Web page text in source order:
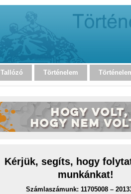
Tallózó Történelem
Kérjük, segíts, hogy
munkánkat!
Számlaszámunk: 11705008 –